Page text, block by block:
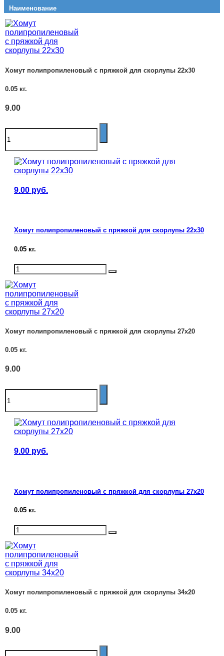
Наименование
Вес
Цена с НДС
Хомут полипропиленовый с пряжкой для скорлупы 22х30
0.05 кг.
9.00
9.00 руб.
Хомут полипропиленовый с пряжкой для скорлупы 22х30
0.05 кг.
Хомут полипропиленовый с пряжкой для скорлупы 27х20
0.05 кг.
9.00
9.00 руб.
Хомут полипропиленовый с пряжкой для скорлупы 27х20
0.05 кг.
Хомут полипропиленовый с пряжкой для скорлупы 34х20
0.05 кг.
9.00